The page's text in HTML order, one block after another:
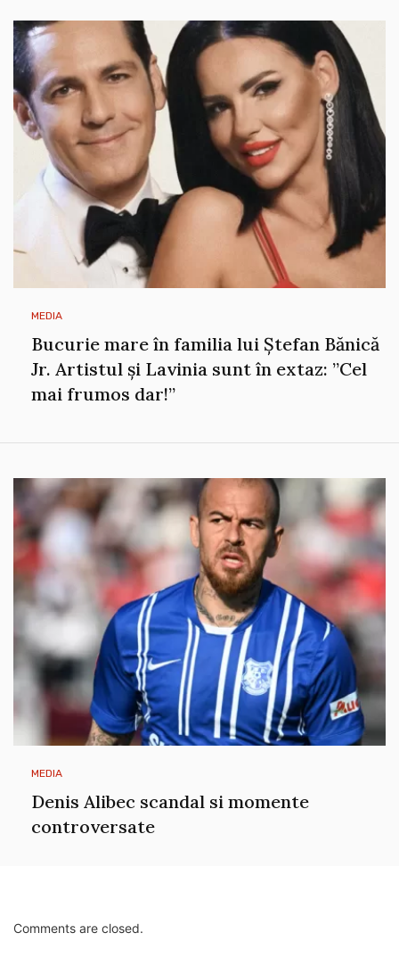
MEDIA
Bucurie mare în familia lui Ștefan Bănică
Jr. Artistul și Lavinia sunt în extaz: ”Cel
mai frumos dar!”
MEDIA
Denis Alibec scandal si momente
controversate
Comments are closed.